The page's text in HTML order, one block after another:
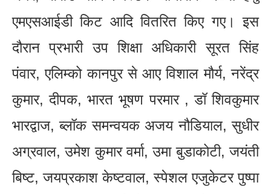
एमएसआईडी किट आदि वितरित किए गए। इस
दौरान प्रभारी उप शिक्षा अधिकारी सूरत सिंह
पंवार, एलिम्को कानपुर से आए विशाल मौर्य, नरेंद्र
कुमार, दीपक, भारत भूषण परमार , डॉ शिवकुमार
भारद्वाज, ब्लॉक समन्वयक अजय नौडियाल, सुधीर
अग्रवाल, उमेश कुमार वर्मा, उमा बुडाकोटी, जयंती
बिष्ट, जयप्रकाश केष्टवाल, स्पेशल एजुकेटर पुष्पा